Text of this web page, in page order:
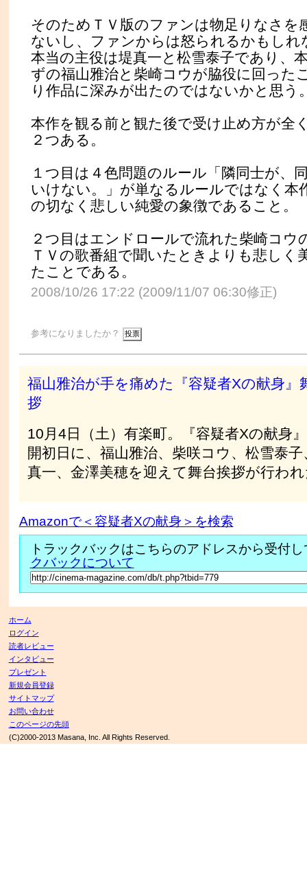
そのためＴＶ版のファンは物足りなさを
ないし、ファンからは怒られるかもしれ
本当の主役は堤真一と松雪泰子であり、
ずの福山雅治と柴崎コウが脇役に回った
り作品に深みが出たのではないかと思う
本作を観る前と観た後で受け止め方が全
２つある。
１つ目は４色問題のルール「隣同士が、
いけない。」が単なるルールではなく本
の切なく悲しい純愛の象徴であること。
２つ目はエンドロールで流れた柴崎コウ
ＴＶの歌番組で聞いたときよりも悲しく
たことである。
2008/10/26 17:22 (2009/11/07 06:30修正)
参考になりましたか？
福山雅治が手を痛めた『容疑者Xの献身』
拶
10月4日（土）有楽町。『容疑者Xの献身
開初日に、福山雅治、柴咲コウ、松雪泰子
真一、金澤美穂を迎えて舞台挨拶が行わ
Amazonで＜容疑者Xの献身＞を検索
トラックバックはこちらのアドレスから受付
クバックについて
ホーム
ログイン
読者レビュー
インタビュー
プレゼント
新規会員登録
サイトマップ
お問い合わせ
このページの先頭
(C)2000-2013 Masana, Inc. All Rights Reserved.